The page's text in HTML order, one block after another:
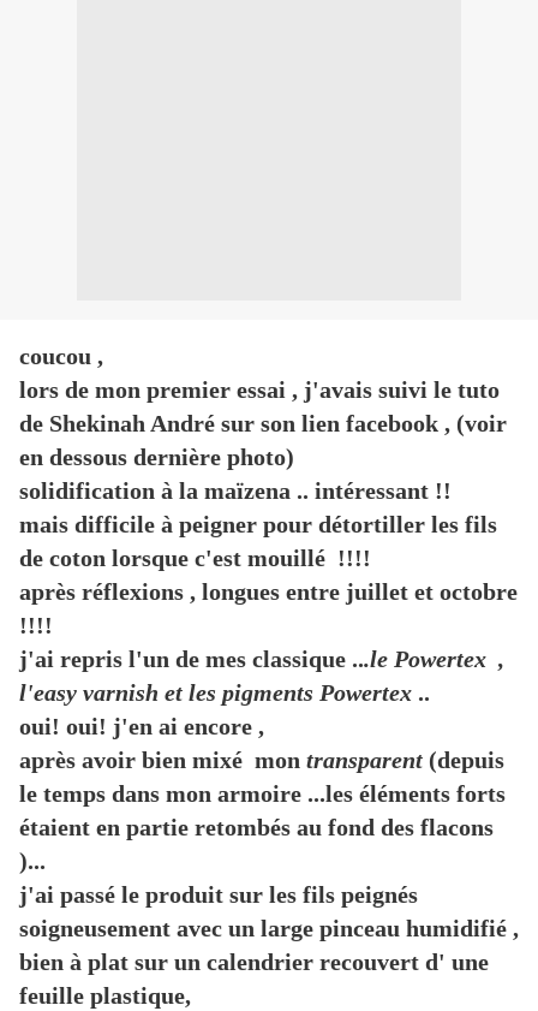
coucou ,
lors de mon premier essai , j'avais suivi le tuto
de Shekinah André sur son lien facebook , (voir
en dessous dernière photo)
solidification à la maïzena .. intéressant !!
mais difficile à peigner pour détortiller les fils
de coton lorsque c'est mouillé !!!!
après réflexions , longues entre juillet et octobre
!!!!
j'ai repris l'un de mes classique ...le Powertex ,
l'easy varnish et les pigments Powertex ..
oui! oui! j'en ai encore ,
après avoir bien mixé mon transparent (depuis
le temps dans mon armoire ...les éléments forts
étaient en partie retombés au fond des flacons
)...
j'ai passé le produit sur les fils peignés
soigneusement avec un large pinceau humidifié ,
bien à plat sur un calendrier recouvert d' une
feuille plastique,